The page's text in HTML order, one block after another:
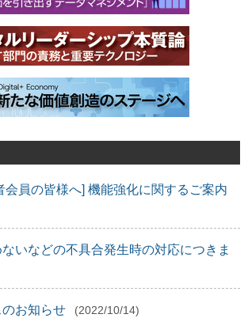
会員の皆様へ] 機能強化に関するご案内
いなどの不具合発生時の対応につきま
お知らせ (2022/10/14)